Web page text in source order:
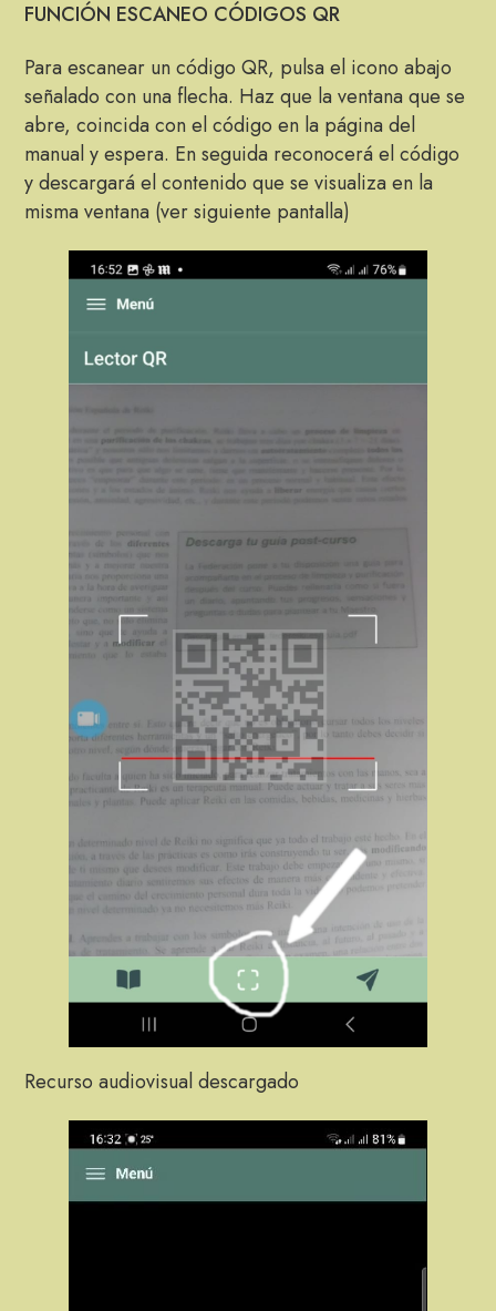
FUNCIÓN ESCANEO CÓDIGOS QR
Para escanear un código QR, pulsa el icono abajo
señalado con una flecha. Haz que la ventana que se
abre, coincida con el código en la página del
manual y espera. En seguida reconocerá el código
y descargará el contenido que se visualiza en la
misma ventana (ver siguiente pantalla)
Recurso audiovisual descargado